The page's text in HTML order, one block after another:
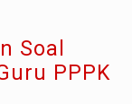
Soal
PPPK